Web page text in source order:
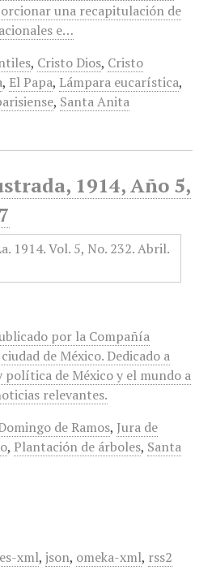
una recapitulación de
e…
, Cristo Dios, Cristo
, El Papa, Lámpara eucarística,
, Santa Anita
1914, Año 5,
por la Compañía
de México. Dedicado a
política de México y el mundo a
relevantes.
de Ramos, Jura de
, Plantación de árboles, Santa
xml, json, omeka-xml, rss2